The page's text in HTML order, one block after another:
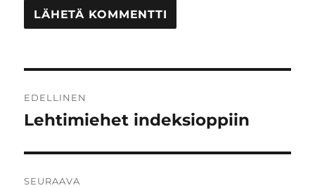
selaus
EDELLINEN
Edellinen
Lehtimiehet indeksioppiin
SEURAAVA